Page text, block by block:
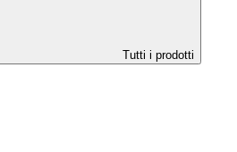
Tutti i prodotti